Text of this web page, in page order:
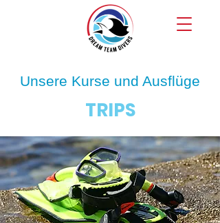
Unsere Kurse und Ausflüge
TRIPS